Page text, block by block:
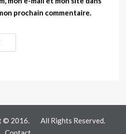
prochain commentaire.
© 2016.
All Rights Reserved.